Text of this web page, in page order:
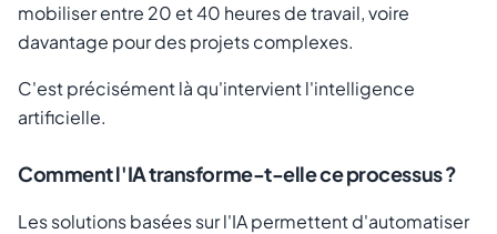
mobiliser entre 20 et 40 heures de travail, voire
davantage pour des projets complexes.
C'est précisément là qu'intervient l'intelligence
artificielle.
Comment l'IA transforme-t-elle ce processus ?
Les solutions basées sur l'IA permettent d'automatiser